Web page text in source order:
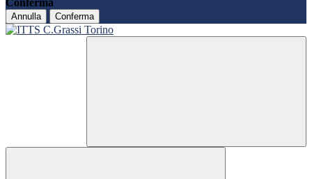
Conferma
Annulla Conferma